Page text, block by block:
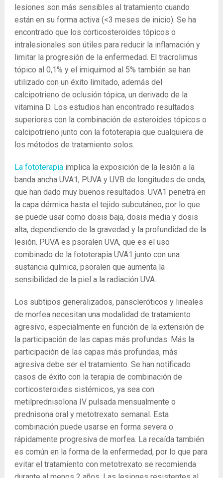
lesiones son más sensibles al tratamiento cuando
están en su forma activa (<3 meses de inicio). Se ha
encontrado que los corticosteroides tópicos o
intralesionales son útiles para reducir la inflamación y
limitar la progresión de la enfermedad. El tracrolimus
tópico al 0,1% y el imiquimod al 5% también se han
utilizado con un éxito limitado, además del
calcipotrieno de oclusión tópica, un derivado de la
vitamina D. Los estudios han encontrado resultados
superiores con la combinación de esteroides tópicos o
calcipotrieno junto con la fototerapia que cualquiera de
los métodos de tratamiento solos.
La fototerapiaimplica la exposición de la lesión a la
banda ancha UVA1, PUVA y UVB de longitudes de onda,
que han dado muy buenos resultados. UVA1 penetra en
la capa dérmica hasta el tejido subcutáneo, por lo que
se puede usar como dosis baja, dosis media y dosis
alta, dependiendo de la gravedad y la profundidad de la
lesión. PUVA es psoralen UVA, que es el uso
combinado de la fototerapia UVA1 junto con una
sustancia química, psoralen que aumenta la
sensibilidad de la piel a la radiación UVA.
Los subtipos generalizados, panscleróticos y lineales
de morfea necesitan una modalidad de tratamiento
agresivo, especialmente en función de la extensión de
la participación de las capas más profundas. Más la
participación de las capas más profundas, más
agresiva debe ser el tratamiento. Se han notificado
casos de éxito con la terapia de combinación de
corticosteroides sistémicos, ya sea con
metilprednisolona IV pulsada mensualmente o
prednisona oral y metotrexato semanal. Esta
combinación puede usarse en forma severa o
rápidamente progresiva de morfea. La recaída también
es común en la forma de la enfermedad, por lo que para
evitar el tratamiento con metotrexato se recomienda